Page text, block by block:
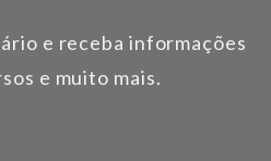
e receba informações
e muito mais.